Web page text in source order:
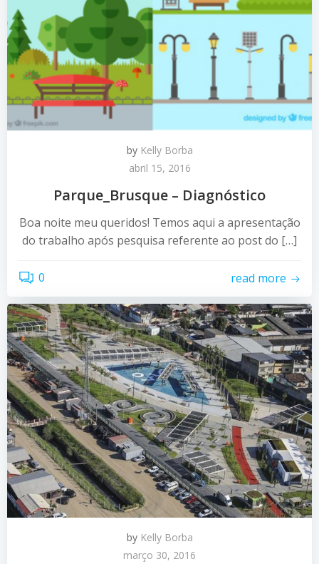
by Kelly Borba
abril 15, 2016
Parque_Brusque – Diagnóstico
Boa noite meu queridos! Temos aqui a apresentação
do trabalho após pesquisa referente ao post do […]
0 read more
by Kelly Borba
março 30, 2016